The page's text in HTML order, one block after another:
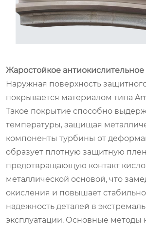
Жаростойкое
Наружная поверхность
покрывается материалом типа
Такое покрытие способно
температуры, защищая
компоненты турбины от
образует плотную защитную
предотвращающую контакт
металлической основой, что
окисления и повышает
надежность деталей в
эксплуатации. Основные методы